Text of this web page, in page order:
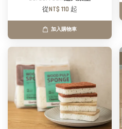
從NT$ 110 起
加入購物車